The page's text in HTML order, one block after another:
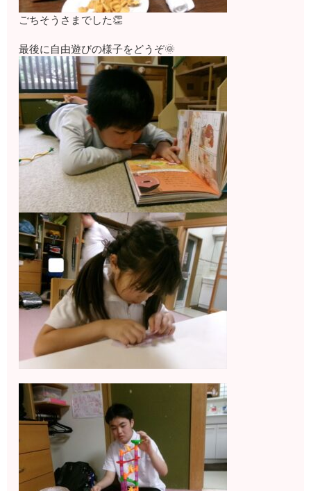
ごちそうさまでした👏
最後に自由遊びの様子をどうぞ🌞